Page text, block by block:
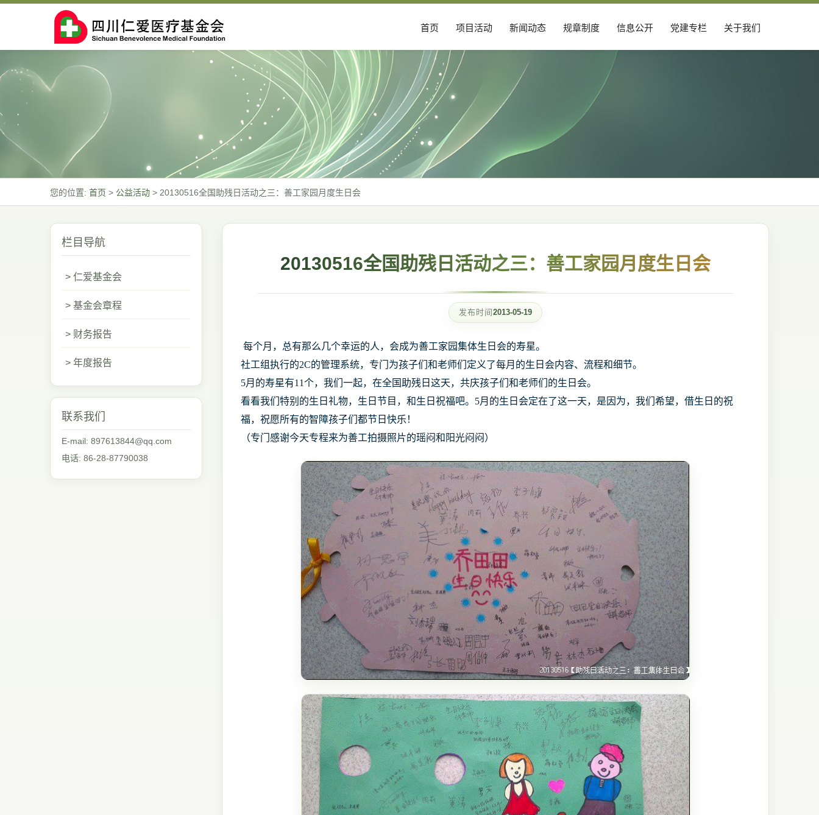
首页 项目活动 新闻动态 规章制度 信息公开 党建专栏 关于我们
您的位置: 首页 > 公益活动 > 20130516全国助残日活动之三：善工家园月度生日会
栏目导航
> 仁爱基金会
> 基金会章程
> 财务报告
> 年度报告
联系我们
E-mail: 897613844@qq.com
电话: 86-28-87790038
20130516全国助残日活动之三：善工家园月度生日会
发布时间2013-05-19
每个月，总有那么几个幸运的人，会成为善工家园集体生日会的寿星。
社工组执行的2C的管理系统，专门为孩子们和老师们定义了每月的生日会内容、流程和细节。
5月的寿星有11个，我们一起，在全国助残日这天，共庆孩子们和老师们的生日会。
看看我们特别的生日礼物，生日节目，和生日祝福吧。5月的生日会定在了这一天，是因为，我们希望，借生日的祝
福，祝愿所有的智障孩子们都节日快乐！
（专门感谢今天专程来为善工拍摄照片的瑶闷和阳光闷闷）